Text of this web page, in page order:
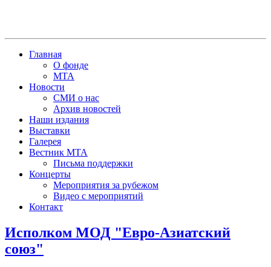
Главная
О фонде
МТА
Новости
СМИ о нас
Архив новостей
Наши издания
Выставки
Галерея
Вестник МТА
Письма поддержки
Концерты
Мероприятия за рубежом
Видео с мероприятий
Контакт
Исполком МОД "Евро-Азиатский
союз"